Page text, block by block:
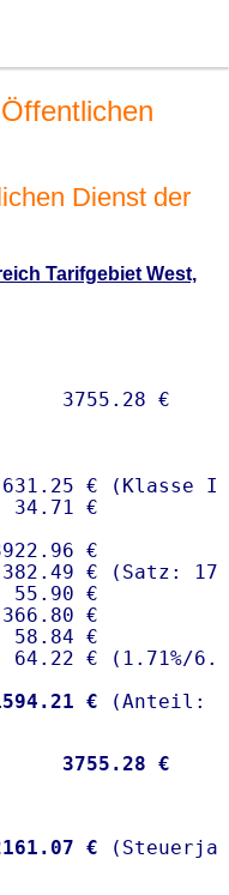
Dienst der
Tarifgebiet West,
€ (Klasse I)
€
€
382.49 € (Satz:
55.90 €
€
€
€ ( 1.71%/
€
3755.28 €
€